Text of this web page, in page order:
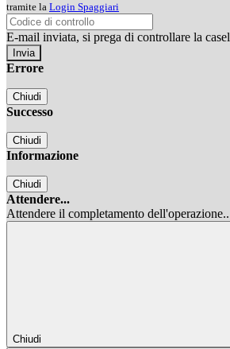
tramite la Login Spaggiari
E-mail inviata, si prega di controllare la
Errore
Chiudi
Successo
Chiudi
Informazione
Chiudi
Attendere...
Attendere il completamento
Chiudi